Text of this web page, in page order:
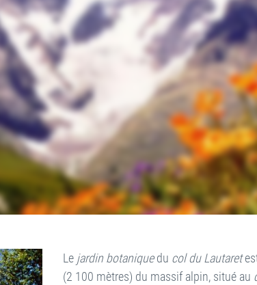
Le jardin botaniquedu col du Lautaret
(2 100 mètres) du massif alpin, situé au